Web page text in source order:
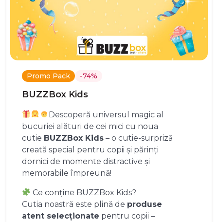
Promo Pack -74%
BUZZBox Kids
Descoperă universul magic al
bucuriei alături de cei mici cu noua
cutie BUZZBox Kids – o cutie-surpriză
creată special pentru copii și părinți
dornici de momente distractive și
memorabile împreună!
Ce conține BUZZBox Kids?
Cutia noastră este plină de produse
atent selecționate pentru copii –